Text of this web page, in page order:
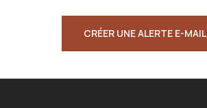
CRÉER UNE ALERTE E-MAIL